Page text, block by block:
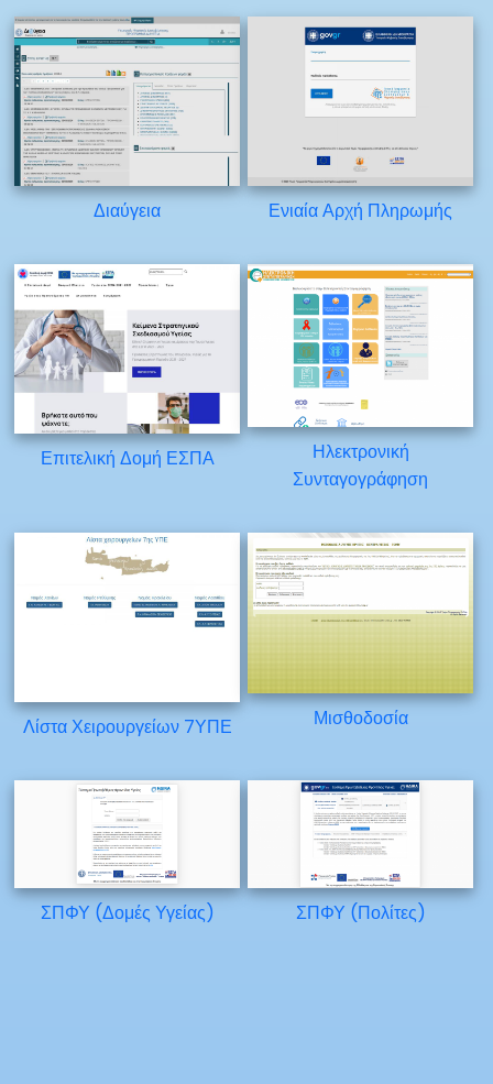
Διαύγεια Ενιαία Αρχή Πληρωμής
Επιτελική Δομή ΕΣΠΑ
Ηλεκτρονική
Συνταγογράφηση
Λίστα Χειρουργείων 7ΥΠΕ Μισθοδοσία
ΣΠΦΥ (Δομές Υγείας) ΣΠΦΥ (Πολίτες)